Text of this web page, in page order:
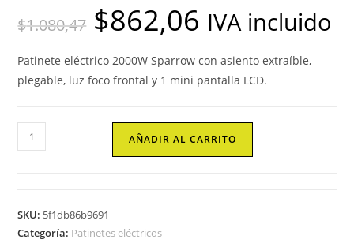
$1.080,47
El
precio
original
$1.080,47.
$862,06 El
precio
actual
$862,06.
IVA incluido
Patinete eléctrico 2000W Sparrow con asiento extraíble,
plegable, luz foco frontal y 1 mini pantalla LCD.
Patinete
eléctrico
asiento
Sparrow
AÑADIR AL CARRITO
SKU: 5f1db86b9691
Categoría: Patinetes eléctricos